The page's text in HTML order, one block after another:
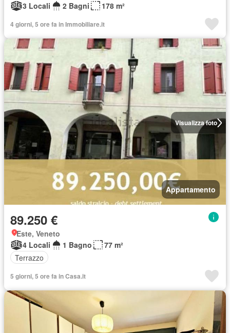
3 Locali
2 Bagni 178 m²
4 giorni, 5 ore fa in Immobiliare.it
Visualizza foto
Appartamento
89.250 €
Este, Veneto
4 Locali
1 Bagno
77 m²
Terrazzo
5 giorni, 5 ore fa in Casa.it